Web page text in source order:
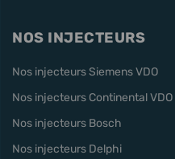
NOS INJECTEURS
Nos injecteurs Siemens VDO
Nos injecteurs Continental VDO
Nos injecteurs Bosch
Nos injecteurs Delphi